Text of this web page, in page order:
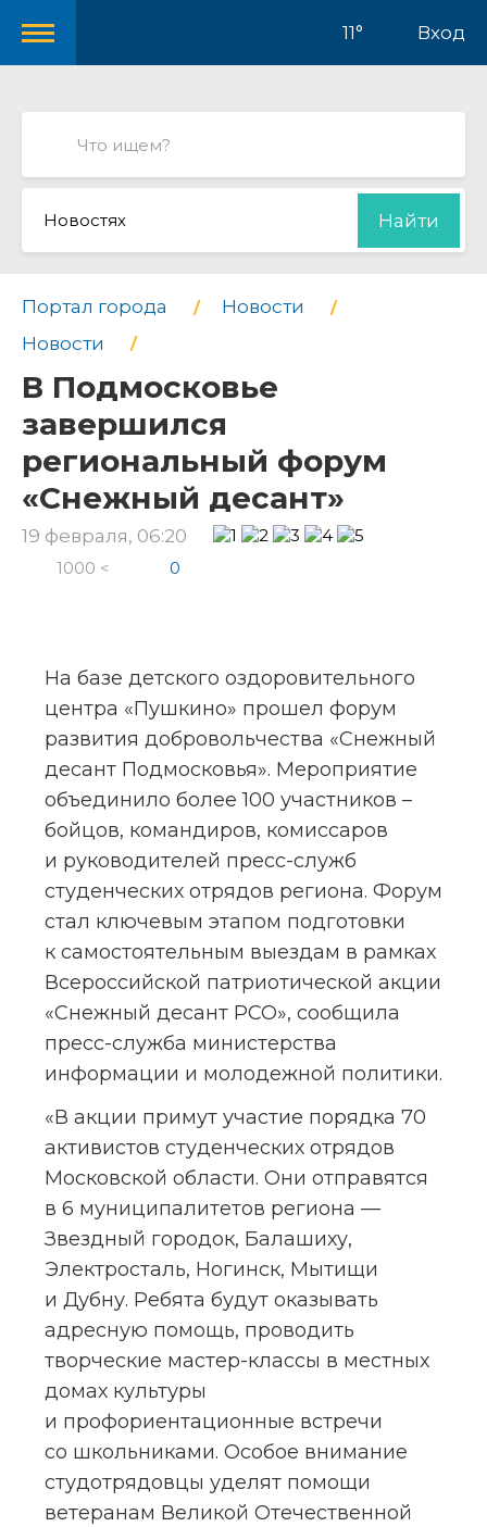
11° Вход
Новостях Найти
Портал города
Новости
Новости
В Подмосковье
завершился
региональный форум
«Снежный десант»
19 февраля, 06:20
1000 < 0
На базе детского оздоровительного
центра «Пушкино» прошел форум
развития добровольчества «Снежный
десант Подмосковья». Мероприятие
объединило более 100 участников –
бойцов, командиров, комиссаров
и руководителей пресс-служб
студенческих отрядов региона. Форум
стал ключевым этапом подготовки
к самостоятельным выездам в рамках
Всероссийской патриотической акции
«Снежный десант РСО», сообщила
пресс-служба министерства
информации и молодежной политики.
«В акции примут участие порядка 70
активистов студенческих отрядов
Московской области. Они отправятся
в 6 муниципалитетов региона —
Звездный городок, Балашиху,
Электросталь, Ногинск, Мытищи
и Дубну. Ребята будут оказывать
адресную помощь, проводить
творческие мастер-классы в местных
домах культуры
и профориентационные встречи
со школьниками. Особое внимание
студотрядовцы уделят помощи
ветеранам Великой Отечественной